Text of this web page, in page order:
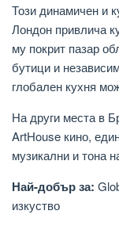
Този динамичен и
Лондон привлича
му покрит пазар
бутици и
глобален кухня
На други места в
ArtHouse кино,
музикални и тона
Най-добър за:
изкуство